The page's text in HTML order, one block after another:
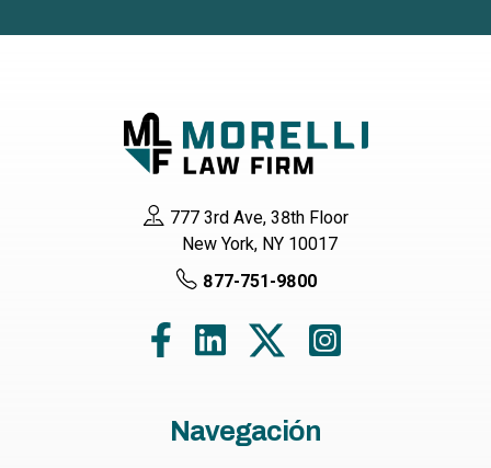
777 3rd Ave, 38th Floor
New York, NY 10017
877-751-9800
Navegación